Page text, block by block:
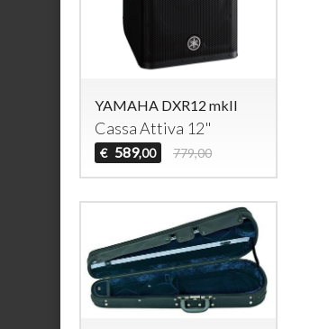
YAMAHA DXR12 mkII
Cassa Attiva 12"
€ 589,00 779,00